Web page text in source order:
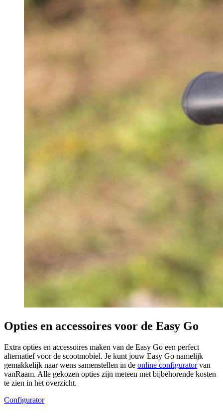
Opties en accessoires voor de Easy Go
Extra opties en accessoires maken van de Easy Go een perfect
alternatief voor de scootmobiel. Je kunt jouw Easy Go namelijk
gemakkelijk naar wens samenstellen in de online configuratorvan
vanRaam. Alle gekozen opties zijn meteen met bijbehorende kosten
te zien in het overzicht.
Configurator